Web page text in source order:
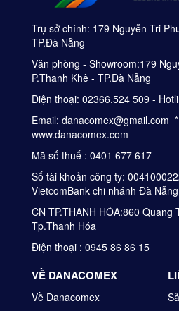
Trụ sở chính: 179 Nguyễn Tri
TP.Đà Nẵng
Văn phòng - Showroom:179
P.Thanh Khê - TP.Đà Nẵng
Điện thoại: 02366.524 509 -
Email: danacomex@gmail.com
www.danacomex.com
Mã số thuế : 0401 677 617
Số tài khoản công ty:
VietcomBank chi nhánh Đà
CN TP.THANH HÓA:860 Quang
Tp.Thanh Hóa
Điện thoại : 0945 86 86 15
VỀ DANACOMEX
Về Danacomex